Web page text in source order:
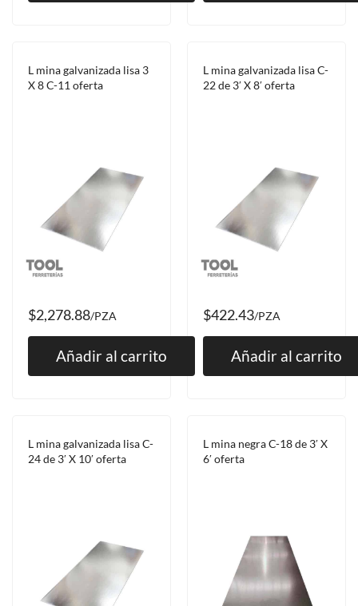
L mina galvanizada lisa 3
X 8 C-11 oferta
$2,278.88/PZA
Añadir al carrito
L mina galvanizada lisa C-
22 de 3′ X 8′ oferta
$422.43/PZA
Añadir al carrito
L mina galvanizada lisa C-
24 de 3′ X 10′ oferta
L mina negra C-18 de 3′ X
6′ oferta